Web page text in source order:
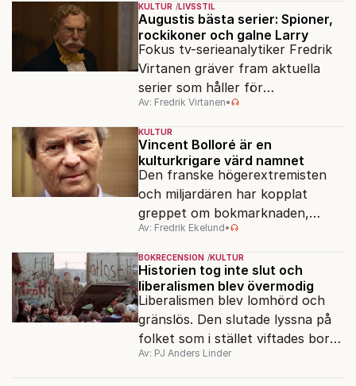
KULTUR LIVSSTIL
Augustis bästa serier: Spioner,
rockikoner och galne Larry
Fokus tv-serieanalytiker Fredrik
Virtanen gräver fram aktuella
serier som håller för
augustisoffan – när
sensommarmörkret smyger sig
på och tv-utbudet blir din bästa
vän.
Av: Fredrik Virtanen•
KULTUR
Vincent Bolloré är en
kulturkrigare värd namnet
Den franske högerextremisten
och miljardären har kopplat
greppet om bokmarknaden,
filmbolag, tv- och radiokanaler.
Det ska föra Le Pen till seger.
Av: Fredrik Ekelund•
BOKRECENSION KULTUR
Historien tog inte slut och
liberalismen blev övermodig
Liberalismen blev lomhörd och
gränslös. Den slutade lyssna på
folket som i stället viftades bort
och misstänkliggjordes. Men kan
Av: PJ Anders Linder